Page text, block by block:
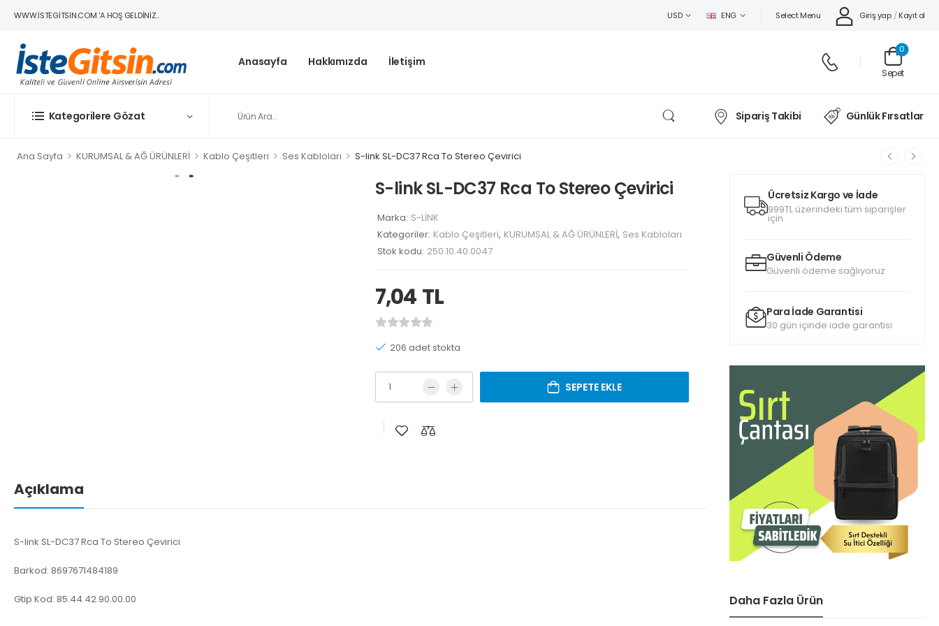
WWW.ISTEGITSIN.COM 'A HOŞ GELDINIZ.. USD ENG Select Menu Giriş yap / Kayıt ol
Anasayfa Hakkımızda İletişim
Sepet
0
Kategorilere Gözat Sipariş Takibi Günlük Fırsatlar
Ana Sayfa > KURUMSAL & AĞ ÜRÜNLERİ > Kablo Çeşitleri > Ses Kabloları > S-link SL-DC37 Rca To Stereo Çevirici
Ücretsiz Kargo ve İade
999TL üzerindeki tüm siparişler
için
Güvenli Ödeme
Güvenli ödeme sağlıyoruz
Para İade Garantisi
30 gün içinde iade garantisi
Daha Fazla Ürün
S-link SL-DC37 Rca To Stereo Çevirici
Marka: S-LİNK
Kategoriler: Kablo Çeşitleri, KURUMSAL & AĞ ÜRÜNLERİ, Ses Kabloları
Stok kodu: 250.10.40.0047
7,04 TL
206 adet stokta
SEPETE EKLE
Açıklama
S-link SL-DC37 Rca To Stereo Çevirici
Barkod: 8697671484189
Gtip Kod: 85.44.42.90.00.00